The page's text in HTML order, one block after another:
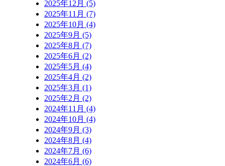
2025年12月 (5)
2025年11月 (7)
2025年10月 (4)
2025年9月 (5)
2025年8月 (7)
2025年6月 (2)
2025年5月 (4)
2025年4月 (2)
2025年3月 (1)
2025年2月 (2)
2024年11月 (4)
2024年10月 (4)
2024年9月 (3)
2024年8月 (4)
2024年7月 (6)
2024年6月 (6)